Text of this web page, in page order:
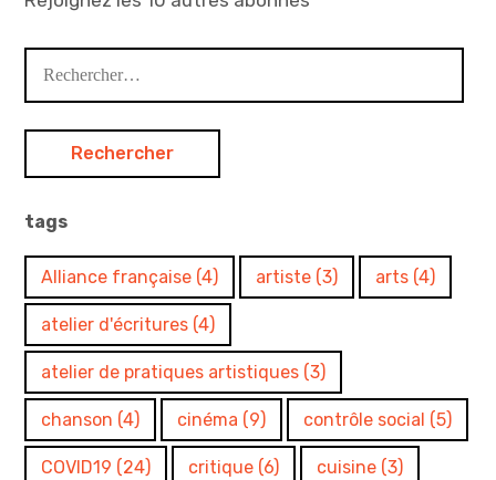
tags
Alliance française (4) artiste (3) arts (4)
atelier d'écritures (4)
atelier de pratiques artistiques (3)
chanson (4) cinéma (9) contrôle social (5)
COVID19 (24) critique (6) cuisine (3)